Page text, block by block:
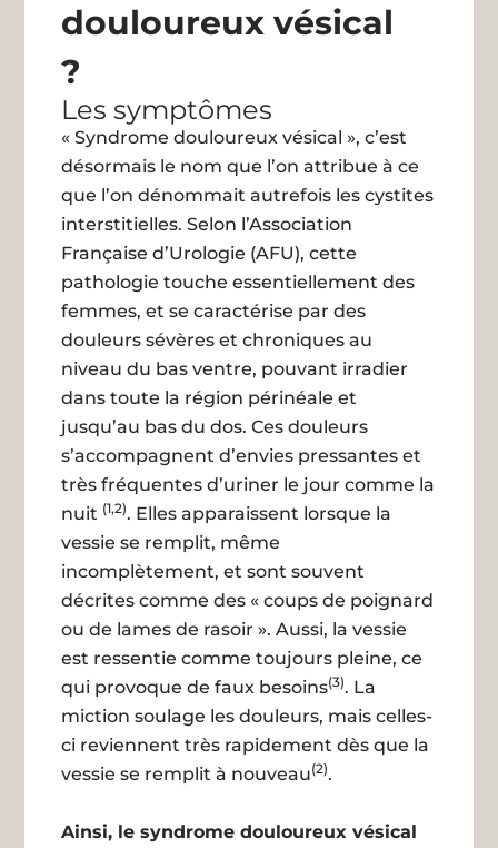
douloureux vésical
?
Les symptômes
« Syndrome douloureux vésical », c’est
désormais le nom que l’on attribue à ce
que l’on dénommait autrefois les cystites
interstitielles. Selon l’Association
Française d’Urologie (AFU), cette
pathologie touche essentiellement des
femmes, et se caractérise par des
douleurs sévères et chroniques au
niveau du bas ventre, pouvant irradier
dans toute la région périnéale et
jusqu’au bas du dos. Ces douleurs
s’accompagnent d’envies pressantes et
très fréquentes d’uriner le jour comme la
nuit (1,2). Elles apparaissent lorsque la
vessie se remplit, même
incomplètement, et sont souvent
décrites comme des « coups de poignard
ou de lames de rasoir ». Aussi, la vessie
est ressentie comme toujours pleine, ce
qui provoque de faux besoins(3). La
miction soulage les douleurs, mais celles-
ci reviennent très rapidement dès que la
vessie se remplit à nouveau(2).
Ainsi, le syndrome douloureux vésical